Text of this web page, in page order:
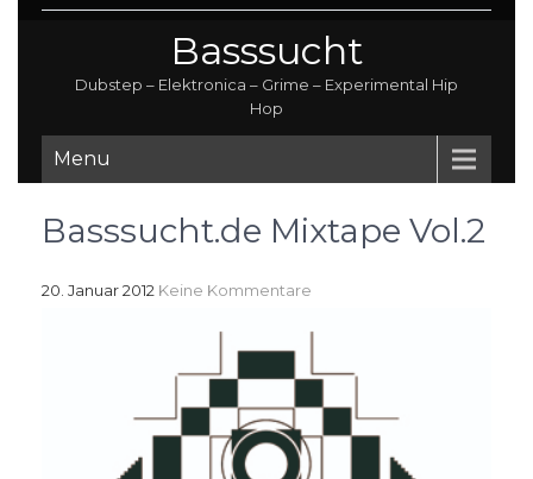
Basssucht
Dubstep – Elektronica – Grime – Experimental Hip
Hop
Menu
Basssucht.de Mixtape Vol.2
20. Januar 2012 Keine Kommentare